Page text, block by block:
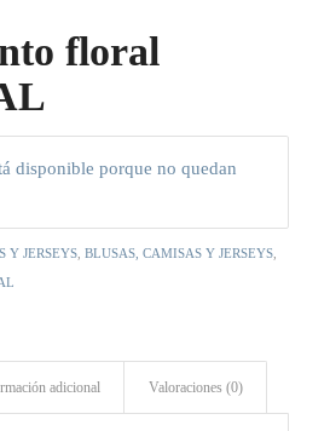
floral
disponible porque no quedan
Y JERSEYS, BLUSAS, CAMISAS Y JERSEYS,
adicional Valoraciones (0)